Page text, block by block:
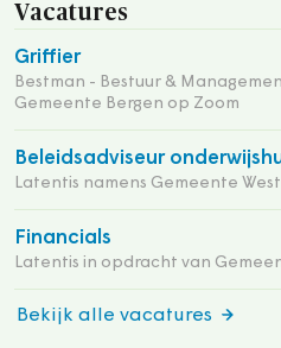
Vacatures
Griffier
Bestman - Bestuur &
Gemeente Bergen op Zoom
Beleidsadviseur
Latentis namens Gemeente
Financials
Latentis in opdracht van
Bekijk alle vacatures